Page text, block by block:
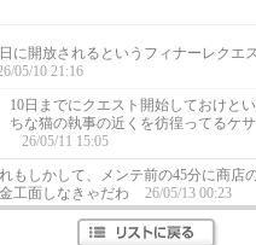
に開放されるというフィナーレクエ
05/10 21:16
10日までにクエスト開始しておけと
ちな猫の執事の近くを彷徨ってるケ
26/05/11 15:05
もしかして、メンテ前の45分に商店
工面しなきゃだわ
26/05/13 00:23